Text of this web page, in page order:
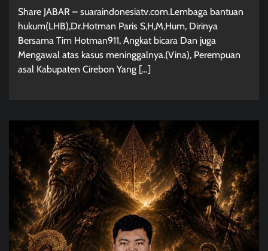
Share JABAR – suaraindonesiatv.com.Lembaga bantuan
hukum(LHB),Dr.Hotman Paris S,H,M,Hum, Dirinya
Bersama Tim Hotman911, Angkat bicara Dan juga
Mengawal atas kasus meninggalnya.(Vina), Perempuan
asal Kabupaten Cirebon Yang […]